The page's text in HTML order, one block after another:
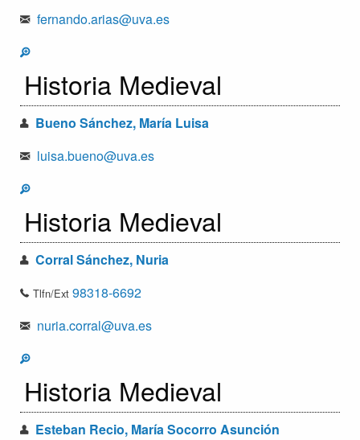
fernando.arias@uva.es
Historia Medieval
Bueno Sánchez, María Luisa
luisa.bueno@uva.es
Historia Medieval
Corral Sánchez, Nuria
Tlfn/Ext 98318-6692
nuria.corral@uva.es
Historia Medieval
Esteban Recio, María Socorro Asunción